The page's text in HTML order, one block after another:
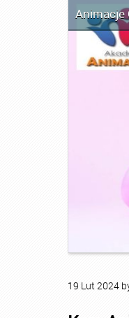
Animacje
19 Lut2024